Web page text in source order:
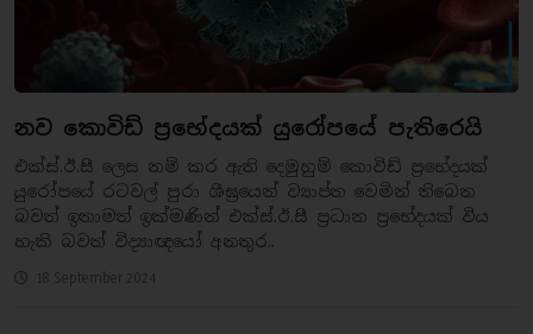
නව කොවිඩ් ප්‍රභේදයක් යුරෝපයේ පැතිරෙයි
එක්ස්.ඊ.සී ලෙස නම් කර ඇති දෙමුහුම් කොවිඩ් ප්‍රභේදයක්
යුරෝපයේ රටවල් පුරා ශීඝ්‍රයෙන් ව්‍යාප්ත වෙමින් තිබෙන
බවත් ඉතාමත් ඉක්මණින් එක්ස්.ඊ.සී ප්‍රධාන ප්‍රභේදයක් විය
හැකි බවත් විද්‍යාඥයෝ අනතුර..
18 September 2024